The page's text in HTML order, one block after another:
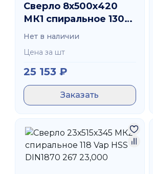
Сверло 8х500х420
МК1 спиральное 130
GT100 азот.лент. HSS
Нет в наличии
Цена за шт
25 153 ₽
Заказать